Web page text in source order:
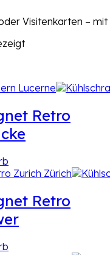
Visitenkarten –
Nach
Retro
Retro